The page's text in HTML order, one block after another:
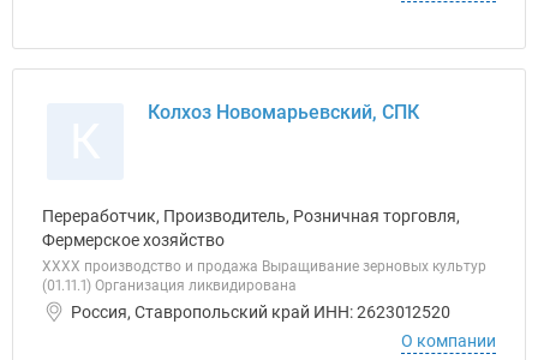
Колхоз Новомарьевский, СПК
Переработчик, Производитель, Розничная торговля,
Фермерское хозяйство
ХХХХ производство и продажа Выращивание зерновых культур
(01.11.1) Организация ликвидирована
Россия, Ставропольский край ИНН: 2623012520
О компании